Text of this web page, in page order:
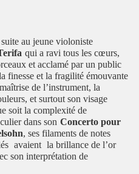
au jeune violoniste
qui a ravi tous les cœurs,
et acclamé par un public
finesse et la fragilité émouvante
de l’instrument, la
et surtout son visage
soit la complexité de
dans son Concerto pour
, ses filaments de notes
avaient la brillance de l’or
son interprétation de